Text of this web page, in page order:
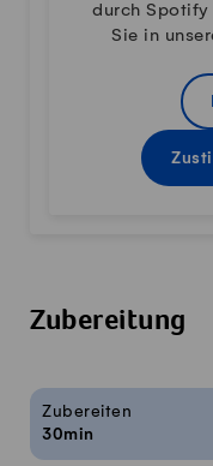
durch
Sie in
Zubereitung
Rezeptinfos
Zubereiten
30min